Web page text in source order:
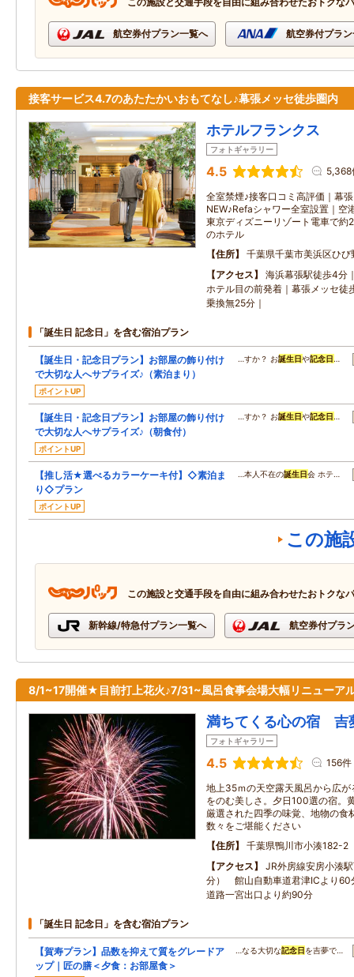
航空券付プラン一覧へ 航空券付プラ
接客サービス4.7のあたたかいおもてなし♪幕張メッセ徒歩圏内
ホテルフランクス
フォトギャラリー
4.5 5,368
全室禁煙♪接客口コミ高評価｜幕
NEW♪Refaシャワー全室設置｜空
東京ディズニーリゾート電車で約
のホテル
住所
千葉県千葉市美浜区ひ
アクセス
海浜幕張駅徒歩4分
ホテル目の前発着｜幕張メッセ徒
乗換無25分｜
「誕生日 記念日」を含む宿泊プラン
【誕生日・記念日プラン】お部屋の飾り付け
で大切な人へサプライズ♪（素泊まり）
ポイントUP
…すか？ お誕生日や記念日 …
【誕生日・記念日プラン】お部屋の飾り付け
で大切な人へサプライズ♪（朝食付）
ポイントUP
…すか？ お誕生日や記念日 …
【推し活★選べるカラーケーキ付】◇素泊ま
り◇プラン
ポイントUP
…本人不在の誕生日会 ホテ…
この施
この施設と交通手段を自由に組み合わせたおトクな
新幹線/特急付プラン一覧へ 航空券付プラ
8/1~17開催★目前打上花火♪7/31~風呂食事会場大幅リニューア
満ちてくる心の宿 吉
フォトギャラリー
4.5 156件
地上35ｍの天空露天風呂から広
をのむ美しさ。夕日100選の宿。
厳選された四季の味覚、地物の食
数々をご堪能ください
住所
千葉県鴨川市小湊182-2
アクセス
JR外房線安房小湊
分） 館山自動車道君津ICより
道路一宮出口より約90分
「誕生日 記念日」を含む宿泊プラン
【賀寿プラン】品数を抑えて質をグレードア
ップ｜匠の膳＜夕食：お部屋食＞
…なる大切な記念日 を吉夢で…